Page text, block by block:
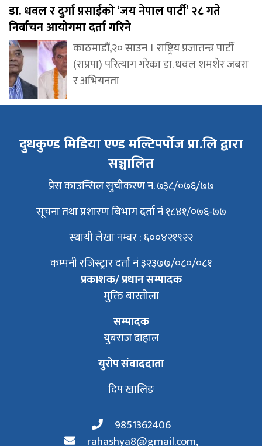
डा. धवल र दुर्गा प्रसाईको ‘जय नेपाल पार्टी’ २८ गते
निर्बाचन आयोगमा दर्ता गरिने
काठमाडौं,२० साउन । राष्ट्रिय प्रजातन्त्र पार्टी
(राप्रपा) परित्याग गरेका डा. धवल शमशेर जबरा
र अभियनता
दुधकुण्ड मिडिया एण्ड मल्टिपर्पोज प्रा.लि द्वारा
सञ्चालित
प्रेस काउन्सिल सुचीकरण न. ७३८/०७६/७७
सूचना तथा प्रशारण बिभाग दर्ता नं १८४१/०७६-७७
स्थायी लेखा नम्बर : ६००४२१९२२
कम्पनी रजिस्ट्रार दर्ता नं ३२३७७/०८०/०८१
प्रकाशक/ प्रधान सम्पादक
मुक्ति बास्तोला
सम्पादक
युबराज दाहाल
युरोप संवाददाता
दिप खालिङ
9851362406
rahashya8@gmail.com,